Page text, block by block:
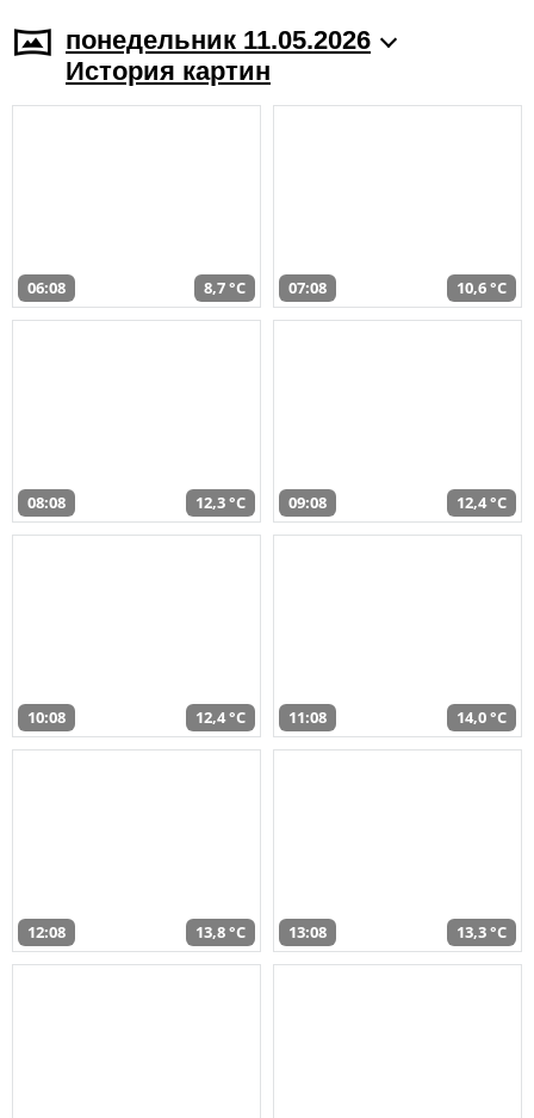
понедельник 11.05.2026
История картин
06:08 8,7 °C 07:08 10,6 °C
08:08 12,3 °C 09:08 12,4 °C
10:08 12,4 °C 11:08 14,0 °C
12:08 13,8 °C 13:08 13,3 °C